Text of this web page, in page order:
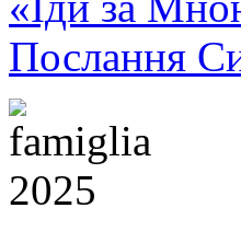
Послання